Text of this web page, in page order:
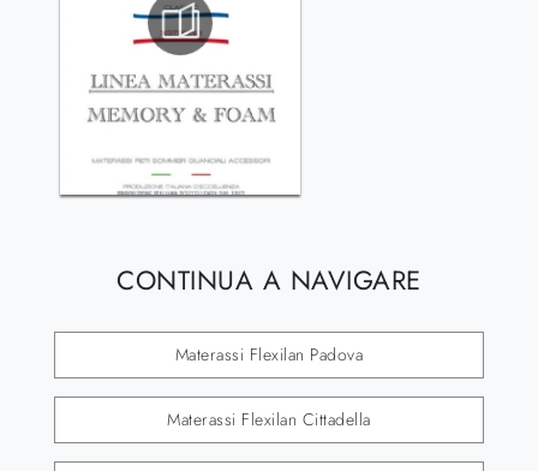
CONTINUA A NAVIGARE
Materassi Flexilan Padova
Materassi Flexilan Cittadella